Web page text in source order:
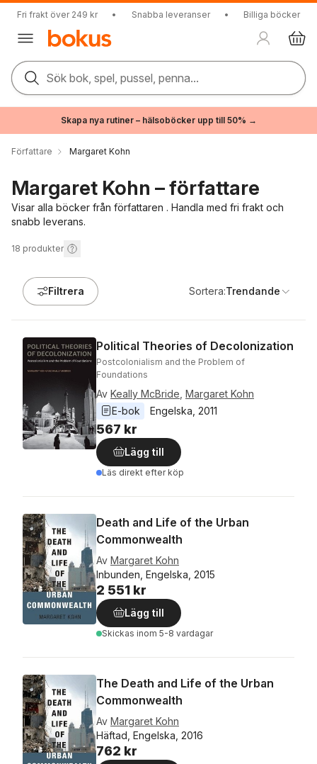
Fri frakt över 249 kr • Snabba leveranser • Billiga böcker
Sök bok, spel, pussel, penna...
Skapa nya rutiner – hälsoböcker upp till 50% →
Författare Margaret Kohn
Margaret Kohn – författare
Visar alla böcker från författaren . Handla med fri frakt och
snabb leverans.
18 produkter
Filtrera Sortera:Trendande
Political Theories of Decolonization
Postcolonialism and the Problem of
Foundations
Av Keally McBride Margaret Kohn
E-bok
Engelska 2011
567 kr
Lägg till
Läs direkt efter köp
Death and Life of the Urban
Commonwealth
Av Margaret Kohn
Inbunden, Engelska, 2015
2 551 kr
Lägg till
Skickas inom 5-8 vardagar
The Death and Life of the Urban
Commonwealth
Av Margaret Kohn
Häftad, Engelska, 2016
762 kr